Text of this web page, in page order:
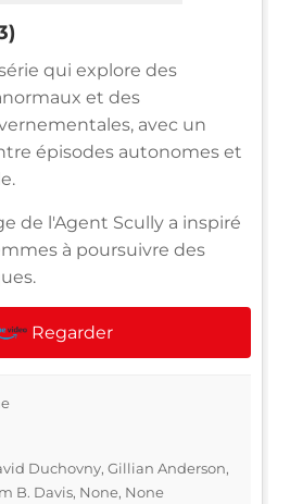
qui explore des
et des
avec un
épisodes autonomes et
de l'Agent Scully a inspiré
à poursuivre des
Regarder
Duchovny, Gillian Anderson,
B. Davis, None, None